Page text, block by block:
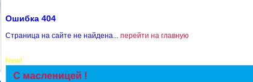
Ошибка 404
Страница на сайте не найдена... перейти на главную
New!
С масленицей !